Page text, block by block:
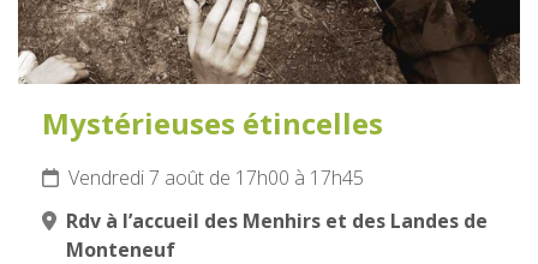
Mystérieuses étincelles
Vendredi 7 août de 17h00 à 17h45
Rdv à l’accueil des Menhirs et des Landes de
Monteneuf